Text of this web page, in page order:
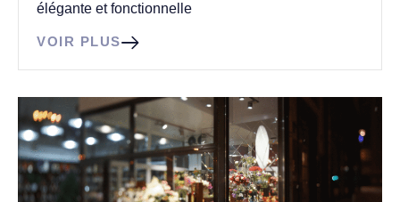
élégante et fonctionnelle
VOIR PLUS